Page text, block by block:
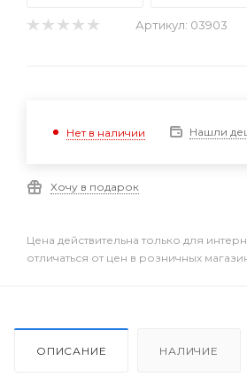
Артикул: 03903
Нет в наличии Нашли
Хочу в подарок
Цена действительна только для
отличаться от цен в розничных
ОПИСАНИЕ НАЛИЧИЕ